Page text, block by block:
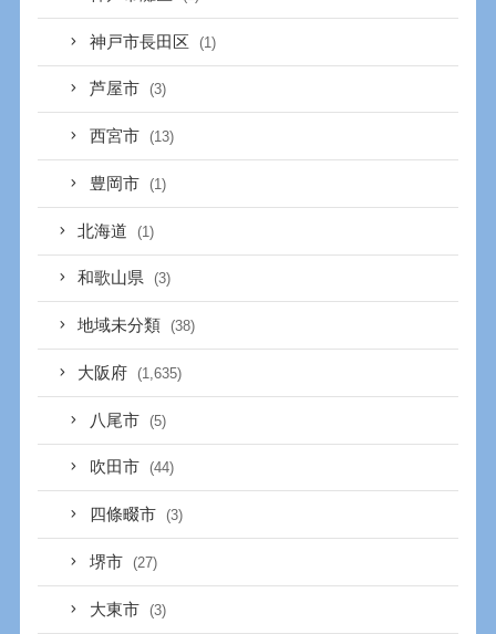
神戸市長田区 (1)
芦屋市 (3)
西宮市 (13)
豊岡市 (1)
北海道 (1)
和歌山県 (3)
地域未分類 (38)
大阪府 (1,635)
八尾市 (5)
吹田市 (44)
四條畷市 (3)
堺市 (27)
大東市 (3)